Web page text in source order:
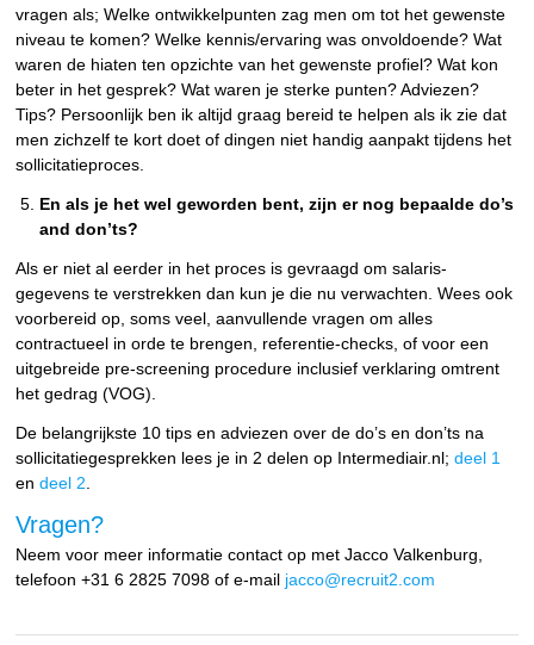
vragen als; Welke ontwikkelpunten zag men om tot het gewenste
niveau te komen? Welke kennis/ervaring was onvoldoende? Wat
waren de hiaten ten opzichte van het gewenste profiel? Wat kon
beter in het gesprek? Wat waren je sterke punten? Adviezen?
Tips? Persoonlijk ben ik altijd graag bereid te helpen als ik zie dat
men zichzelf te kort doet of dingen niet handig aanpakt tijdens het
sollicitatieproces.
En als je het wel geworden bent, zijn er nog bepaalde do’s
and don’ts?
Als er niet al eerder in het proces is gevraagd om salaris-
gegevens te verstrekken dan kun je die nu verwachten. Wees ook
voorbereid op, soms veel, aanvullende vragen om alles
contractueel in orde te brengen, referentie-checks, of voor een
uitgebreide pre-screening procedure inclusief verklaring omtrent
het gedrag (VOG).
De belangrijkste 10 tips en adviezen over de do’s en don’ts na
sollicitatiegesprekken lees je in 2 delen op Intermediair.nl;deel 1
endeel 2
Vragen?
Neem voor meer informatie contact op met Jacco Valkenburg,
telefoon +31 6 2825 7098 of e-mail jacco@recruit2.com